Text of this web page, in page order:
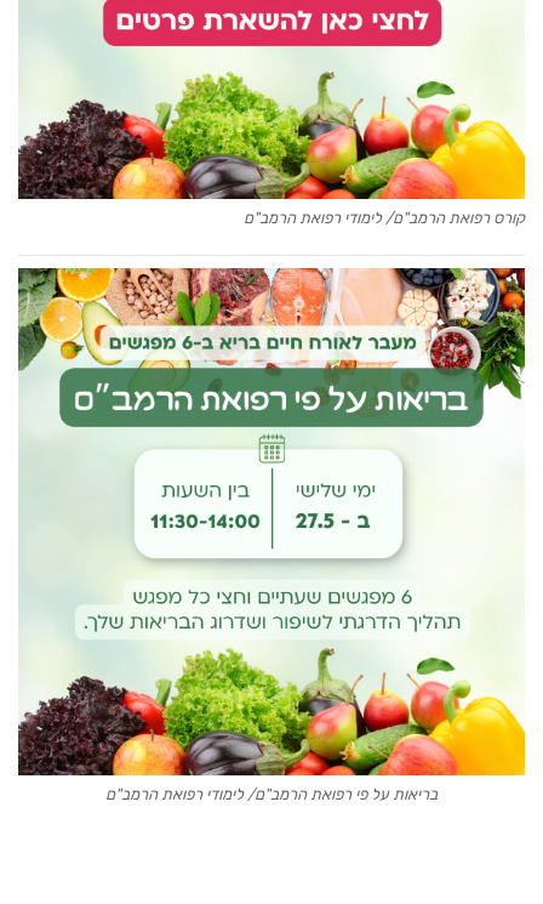
קורס רפואת הרמב"ם/ לימודי רפואת הרמב"ם
בריאות על פי רפואת הרמב"ם/ לימודי רפואת הרמב"ם